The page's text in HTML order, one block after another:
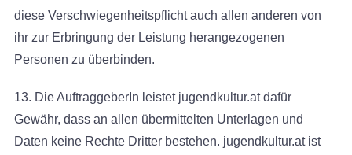
diese Verschwiegenheitspflicht auch allen anderen von
ihr zur Erbringung der Leistung herangezogenen
Personen zu überbinden.
13. Die AuftraggeberIn leistet jugendkultur.at dafür
Gewähr, dass an allen übermittelten Unterlagen und
Daten keine Rechte Dritter bestehen. jugendkultur.at ist